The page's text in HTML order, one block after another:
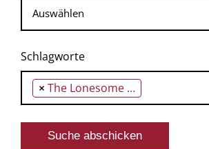
Schlagworte
× The Lonesome Death of Hattie Carrol